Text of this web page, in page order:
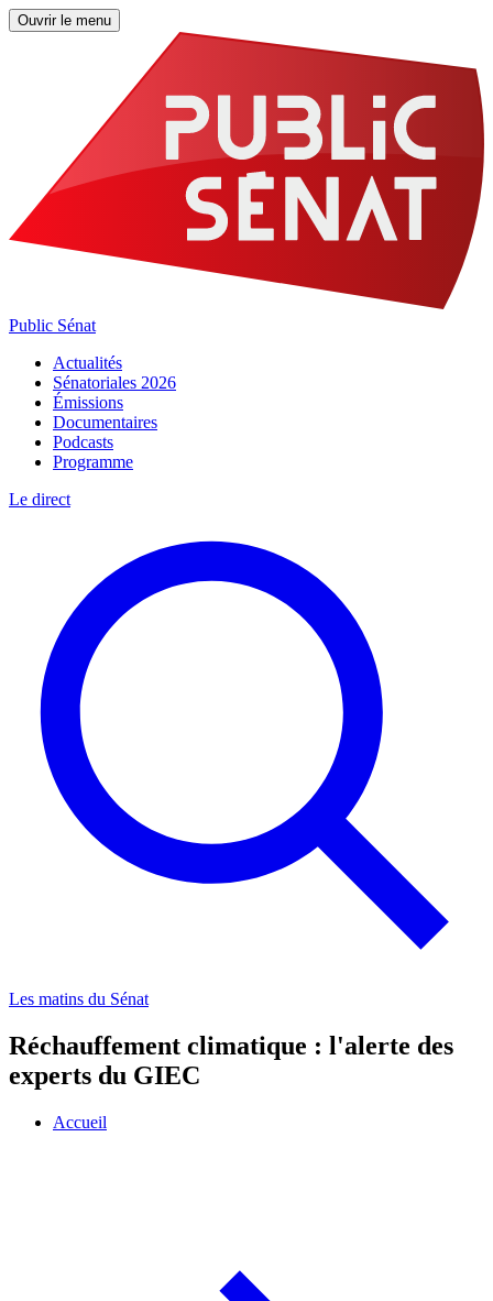
Ouvrir le menu
Public Sénat
Actualités
Sénatoriales 2026
Émissions
Documentaires
Podcasts
Programme
Le direct
Les matins du Sénat
Réchauffement climatique : l'alerte des
experts du GIEC
Accueil